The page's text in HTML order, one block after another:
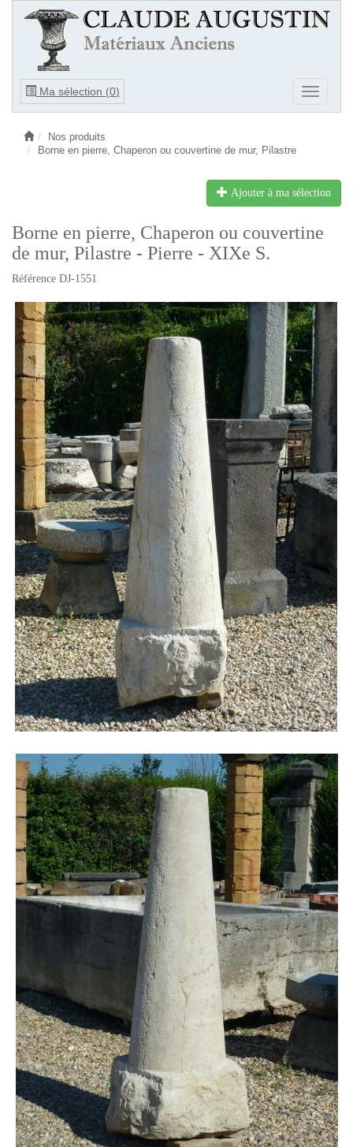
Ma sélection (0)
Ouvrir
Ouvrir
le
Nos produits
Borne en pierre, Chaperon ou couvertine de mur, Pilastre
Ajouter à ma sélection
Borne en pierre, Chaperon ou couvertine
de mur, Pilastre - Pierre - XIXe S.
Référence DJ-1551